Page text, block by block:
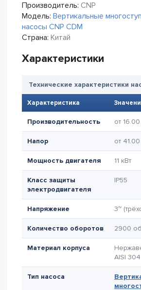
Производитель: CNP
Модель: Вертикальные
насосы CNP CDM
Страна: Китай
Характеристики
Технические характеристики
Характеристика
Производительность от
Напор от
Мощность двигателя 11 кВт
Класс защиты
электродвигателя
IP55
Напряжение 3~
Количество оборотов 2900
Материал корпуса
AISI 304
Тип насоса